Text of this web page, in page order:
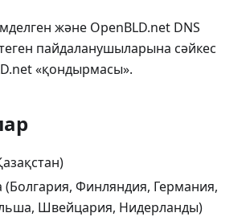
және OpenBLD.net DNS
пайдаланушыларына сәйкес
«қондырмасы».
Финляндия, Германия,
Швейцария, Нидерланды)